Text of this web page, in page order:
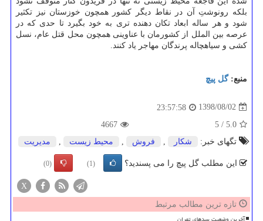
بلكه رونوشتِ آن در نقاط دیگر كشور همچون خوزستان نیز تكثیر
شود و هر ساله ابعاد تكان دهنده تری به خود بگیرد تا حدی كه در
عرصه بین الملل از كشورمان با عناوینی همچون محل قتل عام، نسل
كشی و سیاهچاله پرندگان مهاجر یاد كنند.
منبع:گل پیچ
1398/08/02
23:57:58
5.0
/
5
4667
تگهای خبر:
شكار , فروش , محیط زیست , مدیریت
این مطلب گل پیچ را می پسندید؟ (1)
(0)
X
تازه ترین مطالب مرتبط